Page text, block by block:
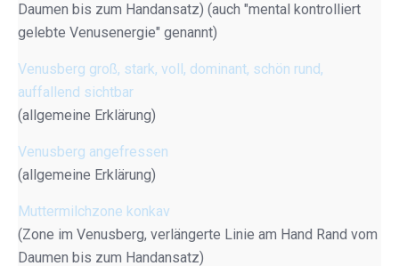
Daumen bis zum Handansatz) (auch "mental kontrolliert
gelebte Venusenergie" genannt)
Venusberg groß, stark, voll, dominant, schön rund,
auffallend sichtbar
(allgemeine Erklärung)
Venusberg angefressen
(allgemeine Erklärung)
Muttermilchzone konkav
(Zone im Venusberg, verlängerte Linie am Hand Rand vom
Daumen bis zum Handansatz)